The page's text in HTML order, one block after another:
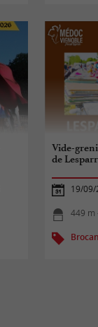
Vide-
de
19/
449 m